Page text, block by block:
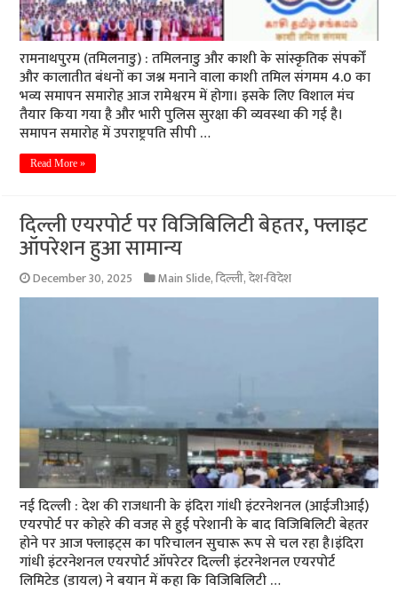
रामनाथपुरम (तमिलनाडु) : तमिलनाडु और काशी के सांस्कृतिक संपर्कों
और कालातीत बंधनों का जश्न मनाने वाला काशी तमिल संगमम 4.0 का
भव्य समापन समारोह आज रामेश्वरम में होगा। इसके लिए विशाल मंच
तैयार किया गया है और भारी पुलिस सुरक्षा की व्यवस्था की गई है।
समापन समारोह में उपराष्ट्रपति सीपी …
Read More »
दिल्ली एयरपोर्ट पर विजिबिलिटी बेहतर, फ्लाइट
ऑपरेशन हुआ सामान्य
December 30, 2025 Main Slide,दिल्ली,देश-विदेश
नई दिल्‍ली : देश की राजधानी के इंदिरा गांधी इंटरनेशनल (आईजीआई)
एयरपोर्ट पर कोहरे की वजह से हुई परेशानी के बाद विजिबिलिटी बेहतर
होने पर आज फ्लाइट्स का परिचालन सुचारू रूप से चल रहा है।इंदिरा
गांधी इंटरनेशनल एयरपोर्ट ऑपरेटर दिल्ली इंटरनेशनल एयरपोर्ट
लिमिटेड (डायल) ने बयान में कहा कि विजिबिलिटी …